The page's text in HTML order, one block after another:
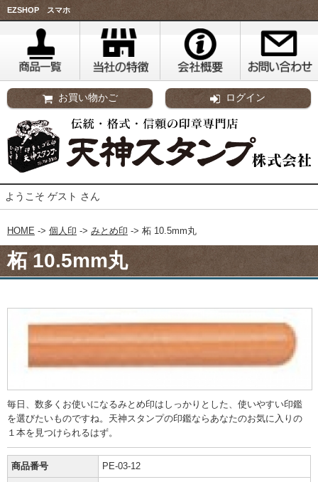
EZSHOP スマホ
お買い物かご ログイン
ようこそ ゲスト さん
HOME -> 個人印 -> みとめ印 -> 柘 10.5mm丸
柘 10.5mm丸
毎日、数多くお使いになるみとめ印はしっかりとした、使いやすい印鑑
を選びたいものですね。天神スタンプの印鑑ならあなたのお気に入りの
１本を見つけられるはず。
商品番号 PE-03-12